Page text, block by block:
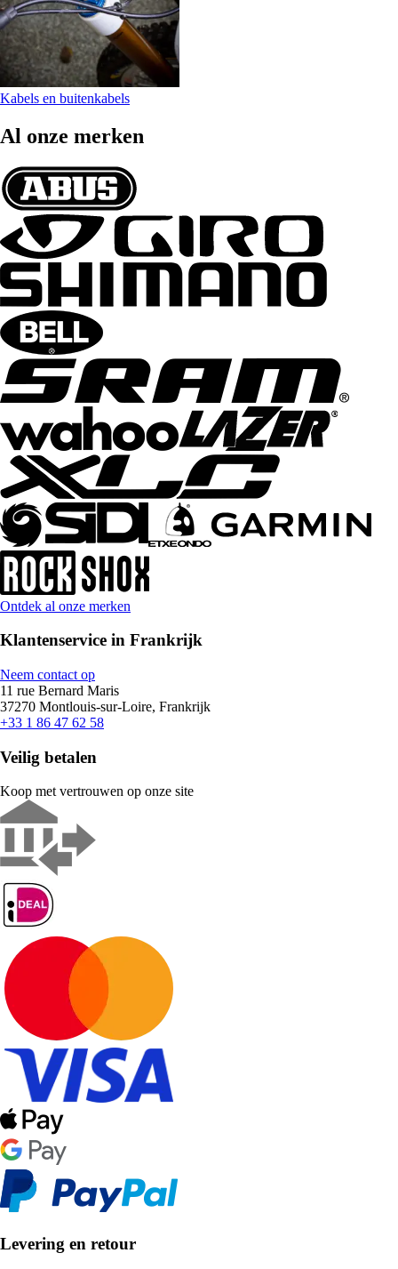
Kabels en buitenkabels
Al onze merken
Ontdek al onze merken
Klantenservice in Frankrijk
Neem contact op
11 rue Bernard Maris
37270 Montlouis-sur-Loire, Frankrijk
+33 1 86 47 62 58
Veilig betalen
Koop met vertrouwen op onze site
Levering en retour